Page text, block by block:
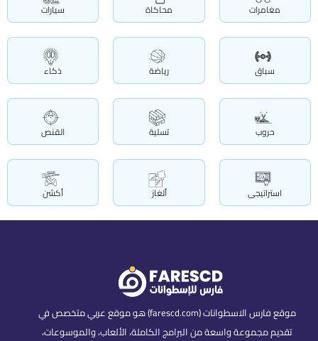
مغامرات محاكاة سيارات
سباق رياضة ذكاء
حروب تسلية القنص
استراتيجى ألغاز أكشن
موقع فارس الاسطوانات (farescd.com) هو موقع عربي متخصص في
تقديم مجموعة واسعة من البرامج الكاملة، الألعاب، والموسوعات،